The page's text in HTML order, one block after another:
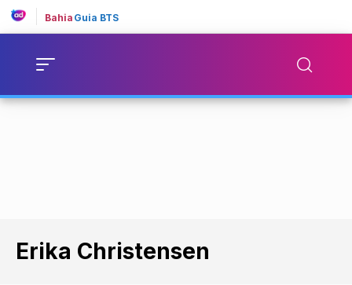
Bahia Guia BTS
Erika Christensen